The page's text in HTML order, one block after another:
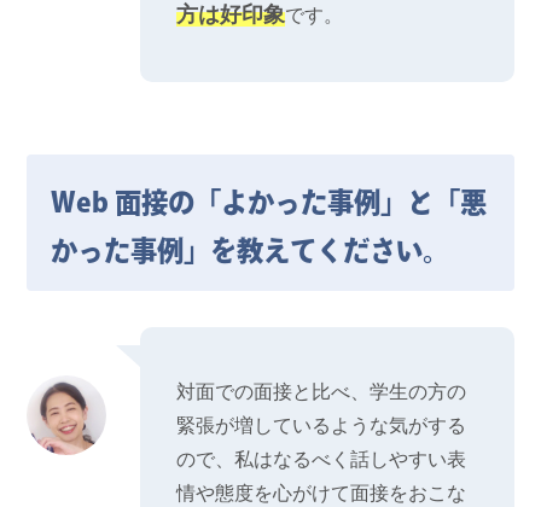
方は好印象です。
Web 面接の「よかった事例」と「悪
かった事例」を教えてください。
対面での面接と比べ、学生の方の
緊張が増しているような気がする
ので、私はなるべく話しやすい表
情や態度を心がけて面接をおこな